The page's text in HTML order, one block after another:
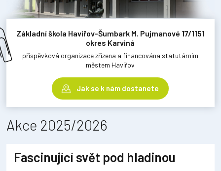
Základní škola Havířov-Šumbark M. Pujmanové 17/1151
okres Karviná
příspěvková organizace zřízena a financována statutárním
městem Havířov
Jak se k nám dostanete
Akce 2025/2026
Fascinující svět pod hladinou